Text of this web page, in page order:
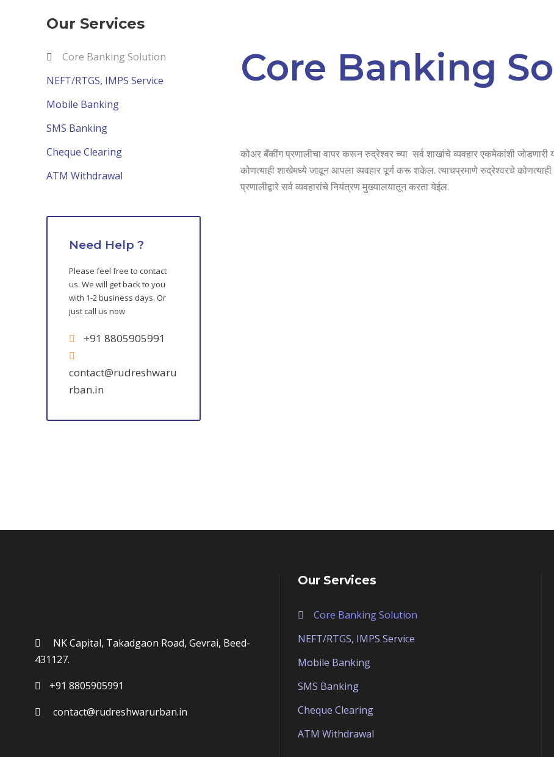
Core Banking
कोअर बँकींग प्रणालीचा वापर करून रुद्रेश्वर च्या सर्व शाखांचे व्यवहार एकमेकांशी
कोणत्याही शाखेमध्ये जावून आपला व्यवहार पूर्ण करू शकेल. त्याचप्रमाणे रुद्रेश्वरचे
प्रणालीद्वारे सर्व व्यवहारांचे नियंत्रण मुख्यालयातून करता येईल.
Our Services
Core Banking Solution
NEFT/RTGS, IMPS Service
Mobile Banking
SMS Banking
Cheque Clearing
ATM Withdrawal
Need Help ?
Please feel free to contact
us. We will get back to you
with 1-2 business days. Or
just call us now
+91 8805905991
contact@rudreshwaru
rban.in
NK Capital, Takadgaon Road, Gevrai, Beed-
431127.
+91 8805905991
contact@rudreshwarurban.in
Our Services
Core Banking Solution
NEFT/RTGS, IMPS Service
Mobile Banking
SMS Banking
Cheque Clearing
ATM Withdrawal